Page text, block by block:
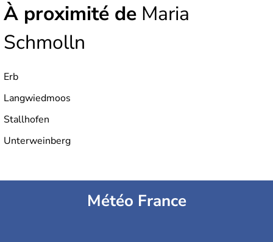
À proximité de Maria
Schmolln
Erb
Langwiedmoos
Stallhofen
Unterweinberg
Météo France